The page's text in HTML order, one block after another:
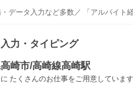
データ入力など多数／ 「アルバイト
力・タイピング
崎市/高崎線高崎駅
たくさんのお仕事をご用意していま